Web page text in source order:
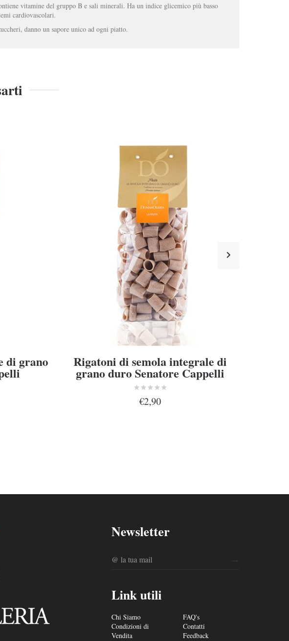
vitamine del gruppo B e sali minerali. Ha un indice glicemico più basso
cardiovascolari.
danno un sapore unico ad ogni piatto.
di grano Rigatoni di semola integrale di
grano duro Senatore Cappelli
€2,90
Newsletter
Link utili
Chi Siamo
Condizioni di
Vendita
FAQ's
Contatti
Feedback